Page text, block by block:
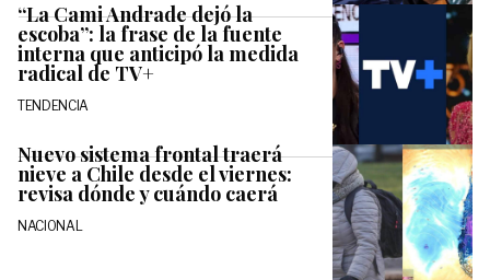
“La Cami Andrade dejó la
escoba”: la frase de la fuente
interna que anticipó la medida
radical de TV+
TENDENCIA
Nuevo sistema frontal traerá
nieve a Chile desde el viernes:
revisa dónde y cuándo caerá
NACIONAL